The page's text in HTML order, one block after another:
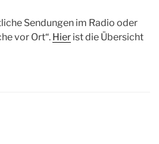
Sendungen im Radio oder
vor Ort“. Hier ist die Übersicht